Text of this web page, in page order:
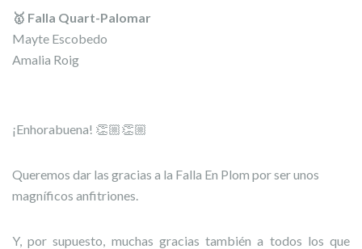
🥇 Falla Quart-Palomar
Mayte Escobedo
Amalia Roig
¡Enhorabuena! 👏🏼👏🏼
Queremos dar las gracias a la Falla En Plom por ser unos
magníficos anfitriones.
Y, por supuesto, muchas gracias también a todos los que